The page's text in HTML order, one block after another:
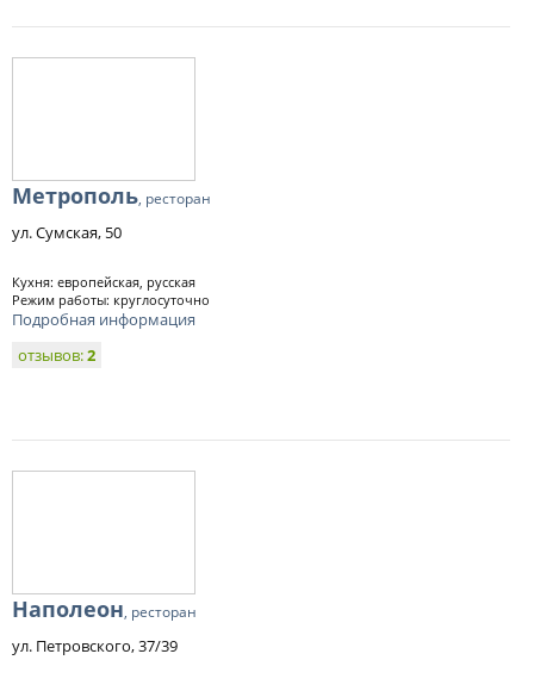
Метрополь, ресторан
ул. Сумская, 50
Кухня: европейская, русская
Режим работы: круглосуточно
Подробная информация
отзывов:2
Наполеон, ресторан
ул. Петровского, 37/39